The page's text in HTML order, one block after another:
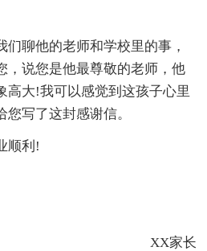
聊他的老师和学校里的事，
，说您是他最尊敬的老师，他
高大!我可以感觉到这孩子心里
写了这封感谢信。
顺利!
XX家长